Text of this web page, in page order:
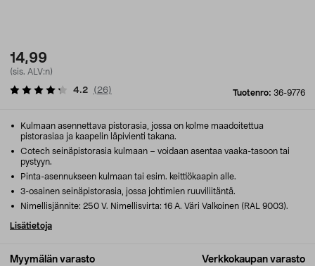
14,99
(sis. ALV:n)
Tuotenro: 36-9776
4.2 ( 26)
Myymälän varasto Verkkokaupan varasto
Kulmaan asennettava pistorasia, jossa on kolme maadoitettua
pistorasiaa ja kaapelin läpivienti takana.
Cotech seinäpistorasia kulmaan – voidaan asentaa vaaka-tasoon tai
pystyyn.
Pinta-asennukseen kulmaan tai esim. keittiökaapin alle.
3-osainen seinäpistorasia, jossa johtimien ruuviliitäntä.
Nimellisjännite: 250 V. Nimellisvirta: 16 A. Väri Valkoinen (RAL 9003).
Lisätietoja